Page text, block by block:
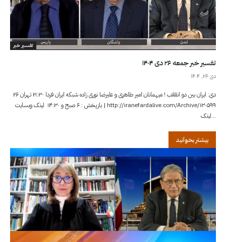
تفسیر خبر
تفسیر خبر جمعه ۲۶ دی ۱۴۰۴
دی ۲۶, ۱۴۰۴
۲۶ دی: ایران بین دو انقلاب ! میهمانان:امیر طاهری و علیرضا نوری زاده شبکه ایران فردا ۲۱:۳۰ تهران
| بازپخش : ۶ صبح و ۱۴:۳۰ لینک وبسایت http://iranefardalive.com/Archive/۱۳۰۵۹۹
لینک...
بیشتر بخوانید